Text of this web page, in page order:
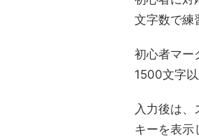
文字数で練
初心者マー
1500文字
入力後は
キーを表示